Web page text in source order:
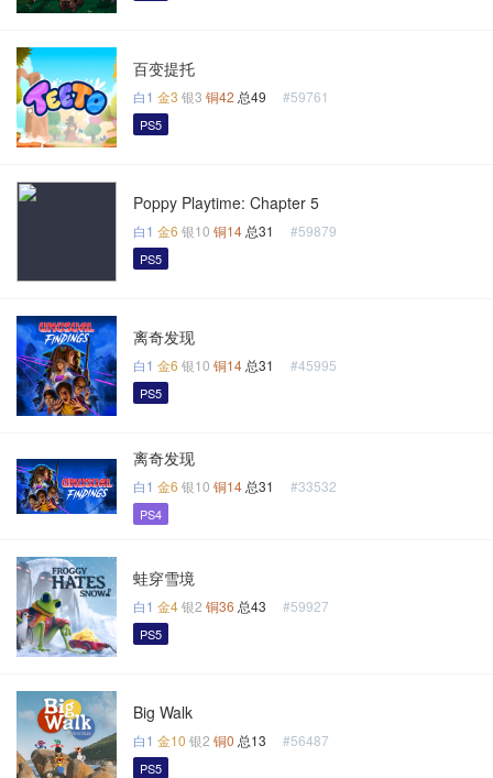
百变提托
白1 金3 银3 铜42 总49 #59761
PS5
Poppy Playtime: Chapter 5
白1 金6 银10 铜14 总31 #59879
PS5
离奇发现
白1 金6 银10 铜14 总31 #45995
PS5
离奇发现
白1 金6 银10 铜14 总31 #33532
PS4
蛙穿雪境
白1 金4银2 铜36 总43 #59927
PS5
Big Walk
白1 金10 银2 铜0 总13 #56487
PS5